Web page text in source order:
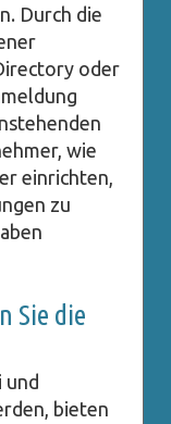
Durch die
oder
wie
einrichten,
zu
Sie die
und
bieten